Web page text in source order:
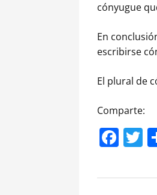
cónyugue
En
escribirse
El plural de
Comparte: